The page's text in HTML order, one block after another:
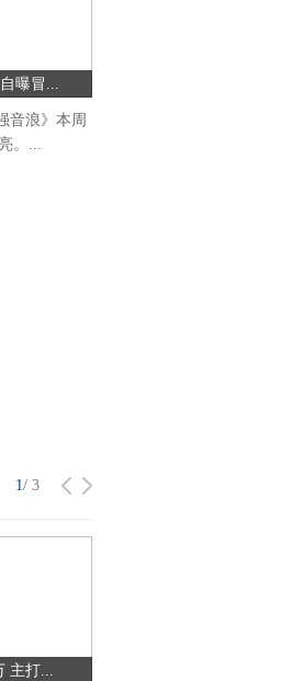
曝冒...
音浪》本周
。...
主打...
1/ 3
1/ 3